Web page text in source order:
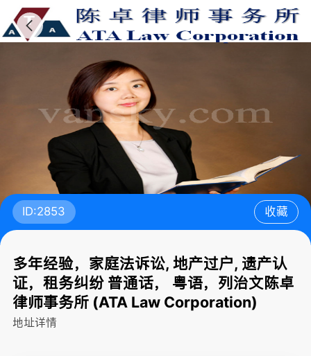
ID:2853 收藏
多年经验，家庭法诉讼, 地产过户, 遗产认
证，租务纠纷 普通话， 粤语，列治文陈卓
律师事务所 (ATA Law Corporation)
地址详情